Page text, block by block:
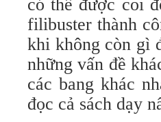
có thể được coi
filibuster thành
khi không còn gì
những vấn đề
các bang khác
đọc cả sách dạy